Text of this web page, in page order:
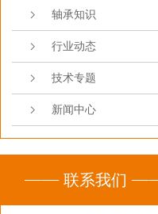
轴承知识
行业动态
技术专题
新闻中心
联系我们